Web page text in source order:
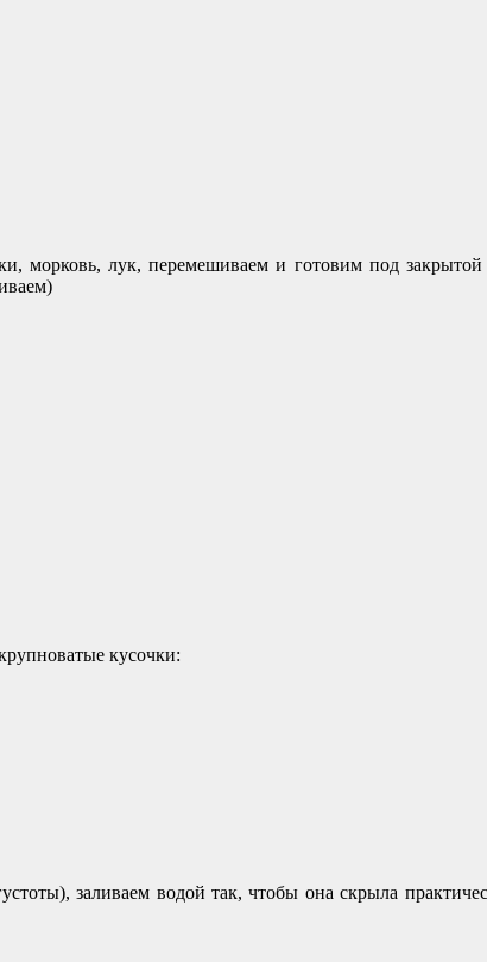
морковь, лук, перемешиваем и готовим под
кусочки:
заливаем водой так, чтобы она скрыла